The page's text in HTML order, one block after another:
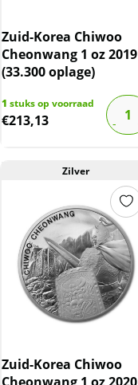
Zuid-Korea Chiwoo
Cheonwang 1 oz 2019
(33.300 oplage)
1 stuks op voorraad
€213,13
Zilver
Zuid-Korea Chiwoo
Cheonwang 1 oz 2020